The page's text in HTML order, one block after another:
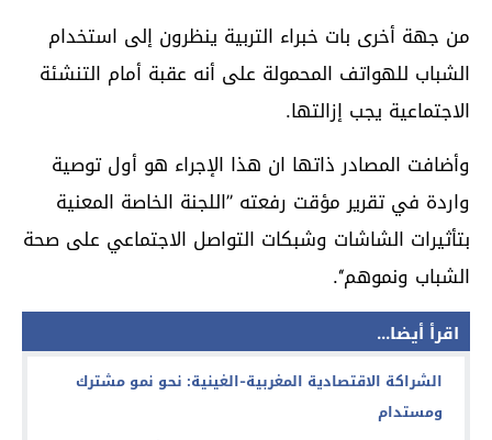
من جهة أخرى بات خبراء التربية ينظرون إلى استخدام
الشباب للهواتف المحمولة على أنه عقبة أمام التنشئة
الاجتماعية يجب إزالتها.
وأضافت المصادر ذاتها ان هذا الإجراء هو أول توصية
واردة في تقرير مؤقت رفعته ’’اللجنة الخاصة المعنية
بتأثيرات الشاشات وشبكات التواصل الاجتماعي على صحة
الشباب ونموهم‘‘.
اقرأ أيضا...
الشراكة الاقتصادية المغربية-الغينية: نحو نمو مشترك
ومستدام